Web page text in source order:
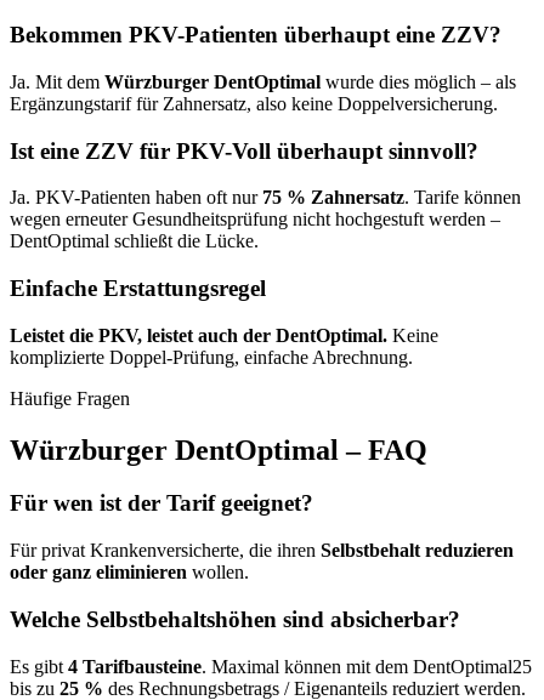
Bekommen PKV-Patienten überhaupt eine ZZV?
Ja. Mit dem Würzburger DentOptimal wurde dies möglich – als
Ergänzungstarif für Zahnersatz, also keine Doppelversicherung.
Ist eine ZZV für PKV-Voll überhaupt sinnvoll?
Ja. PKV-Patienten haben oft nur 75 % Zahnersatz. Tarife können
wegen erneuter Gesundheitsprüfung nicht hochgestuft werden –
DentOptimal schließt die Lücke.
Einfache Erstattungsregel
Leistet die PKV, leistet auch der DentOptimal. Keine
komplizierte Doppel-Prüfung, einfache Abrechnung.
Häufige Fragen
Würzburger DentOptimal – FAQ
Für wen ist der Tarif geeignet?
Für privat Krankenversicherte, die ihren Selbstbehalt reduzieren
oder ganz eliminieren wollen.
Welche Selbstbehaltshöhen sind absicherbar?
Es gibt 4 Tarifbausteine. Maximal können mit dem DentOptimal25
bis zu 25 % des Rechnungsbetrags / Eigenanteils reduziert werden.